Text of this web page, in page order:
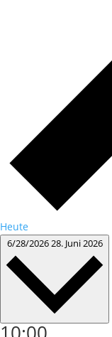
Heute
6/28/202628. Juni 2026